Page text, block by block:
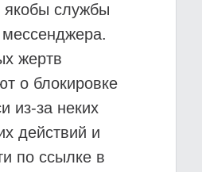
якобы службы
мессенджера.
жертв
о блокировке
из-за неких
действий и
по ссылке в